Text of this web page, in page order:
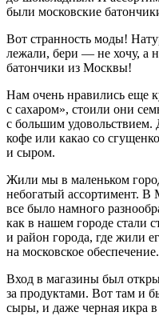
были московские
Вот странность моды!
лежали, бери — не хочу, а
батончики из Москвы!
Нам очень нравились еще
с сахаром», стоили они
с большим
кофе или какао со
и сыром.
Жили мы в маленьком
небогатый ассортимент. В
все было намного
как в нашем городе стали
и район города, где жили
на московское обеспечение.
Вход в магазины был
за продуктами. Вот там и
сыры, и даже черная икра